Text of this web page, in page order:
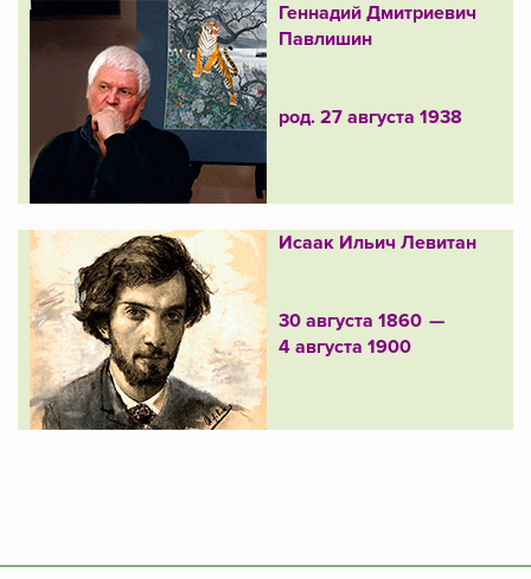
Геннадий Дмитриевич
Павлишин
род. 27 августа 1938
Исаак Ильич Левитан
30 августа 1860 —
4 августа 1900